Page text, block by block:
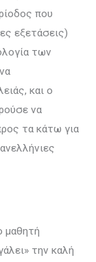
που
εξετά­σεις)
των
και ο
να
τα κάτω για
μαθητή
την καλή